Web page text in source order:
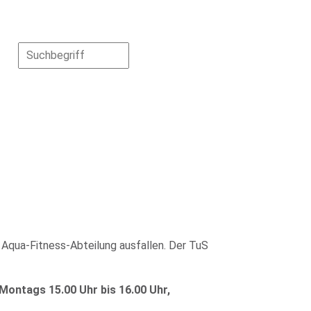
Fitness-Abteilung ausfallen. Der TuS
Montags 15.00 Uhr bis 16.00 Uhr,